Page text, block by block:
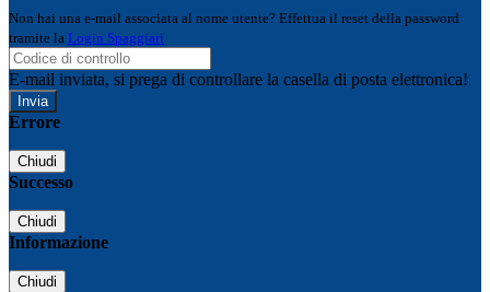
Non hai una e-mail associata al nome utente? Effettua il reset della password
tramite la Login Spaggiari
E-mail inviata, si prega di controllare la casella di posta elettronica!
Errore
Chiudi
Successo
Chiudi
Informazione
Chiudi